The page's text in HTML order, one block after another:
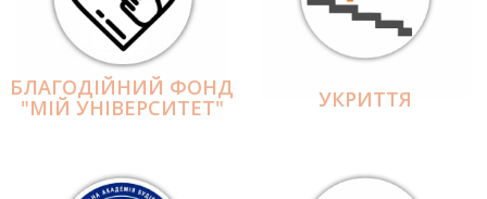
БЛАГОДІЙНИЙ ФОНД
"МІЙ УНІВЕРСИТЕТ" УКРИТТЯ